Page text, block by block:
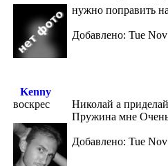
нужно
Добавлено: Tue
Kenny
воскрес
Николай а
Пружина мне
Добавлено: Tue